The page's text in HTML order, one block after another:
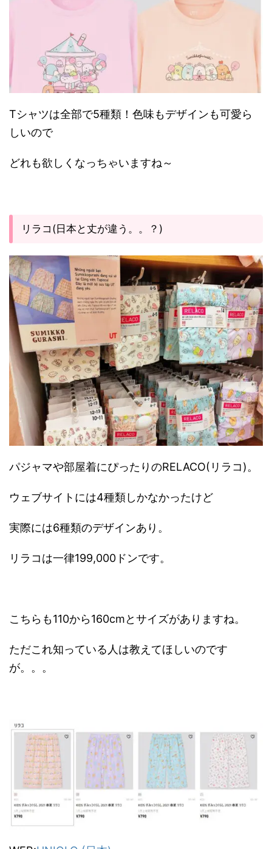
Tシャツは全部で5種類！色味もデザインも可愛ら
しいので
どれも欲しくなっちゃいますね～
リラコ(日本と丈が違う。。？)
パジャマや部屋着にぴったりのRELACO(リラコ)。
ウェブサイトには4種類しかなかったけど
実際には6種類のデザインあり。
リラコは一律199,000ドンです。
こちらも110から160cmとサイズがありますね。
ただこれ知っている人は教えてほしいのです
が。。。